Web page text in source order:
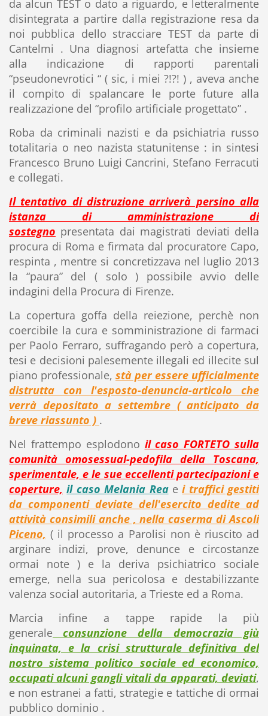
da alcun TEST o dato a riguardo, e letteralmente
disintegrata a partire dalla registrazione resa da
noi pubblica dello stracciare TEST da parte di
Cantelmi . Una diagnosi artefatta che insieme
alla indicazione di rapporti parentali
“pseudonevrotici “ ( sic, i miei ?!?! ) , aveva anche
il compito di spalancare le porte future alla
realizzazione del “profilo artificiale progettato” .
Roba da criminali nazisti e da psichiatria russo
totalitaria o neo nazista statunitense : in sintesi
Francesco Bruno Luigi Cancrini, Stefano Ferracuti
e collegati.
Il tentativo di distruzione arriverà persino alla
istanza di amministrazione di
sostegno presentata dai magistrati deviati della
procura di Roma e firmata dal procuratore Capo,
respinta , mentre si concretizzava nel luglio 2013
la “paura” del ( solo ) possibile avvio delle
indagini della Procura di Firenze.
La copertura goffa della reiezione, perchè non
coercibile la cura e somministrazione di farmaci
per Paolo Ferraro, suffragando però a copertura,
tesi e decisioni palesemente illegali ed illecite sul
piano professionale, stà per essere ufficialmente
distrutta con l'esposto-denuncia-articolo che
verrà depositato a settembre ( anticipato da
breve riassunto ) .
Nel frattempo esplodono il caso FORTETO sulla
comunità omosessual-pedofila della Toscana,
sperimentale, e le sue eccellenti partecipazioni e
coperture, il caso Melania Reaei traffici gestiti
da componenti deviate dell'esercito dedite ad
attività consimili anche , nella caserma di Ascoli
Piceno, ( il processo a Parolisi non è riuscito ad
arginare indizi, prove, denunce e circostanze
ormai note ) e la deriva psichiatrico sociale
emerge, nella sua pericolosa e destabilizzante
valenza social autoritaria, a Trieste ed a Roma.
Marcia infine a tappe rapide la più
generaleconsunzione della democrazia giù
inquinata, e la crisi strutturale definitiva del
nostro sistema politico sociale ed economico,
occupati alcuni gangli vitali da apparati, deviati,
e non estranei a fatti, strategie e tattiche di ormai
pubblico dominio .